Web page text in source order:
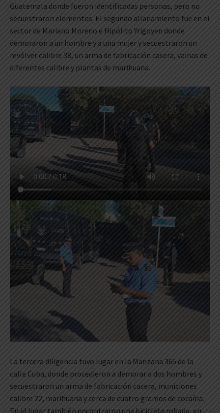
Guatemala donde fueron identificadas personas, pero no
secuestraron elementos. El segundo allanamiento fue en el
sector de Mariano Moreno e Hipólito Yrigoyen donde
demoraron a un hombre y a una mujer y secuestraron un
revólver calibre 38, un arma de fabricación casera, vainas de
diferentes calibre y plantas de marihuana.
La tercera diligencia tuvo lugar en la Manzana 365 de la
calle Cuba, donde procedieron a demorar a dos hombres y
secuestraron un arma de fabricación casera, municiones
calibre 22, marihuana y cerca de cuatro gramos de cocaína.
En el lugar también encontraron una bicicleta robada, en